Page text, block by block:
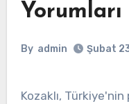
Yorumları
By admin Şubat
Kozaklı, Türkiye'nin popüler termal turizm